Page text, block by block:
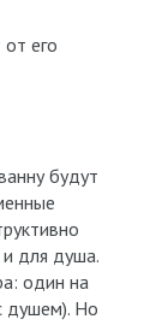
его
будут
и для душа.
один на
душем). Но